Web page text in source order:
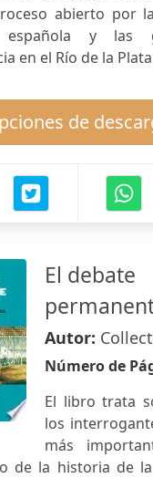
abierto por
española y las
en el Río de la
de
El debate
Autor:
Número de
El libro trata
los
más
de la historia de